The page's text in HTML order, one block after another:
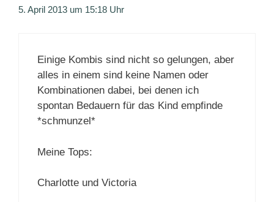
5. April 2013 um 15:18 Uhr
Einige Kombis sind nicht so gelungen, aber
alles in einem sind keine Namen oder
Kombinationen dabei, bei denen ich
spontan Bedauern für das Kind empfinde
*schmunzel*
Meine Tops:
Charlotte und Victoria